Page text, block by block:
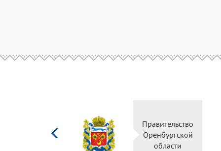
Правительство
Оренбургской
области